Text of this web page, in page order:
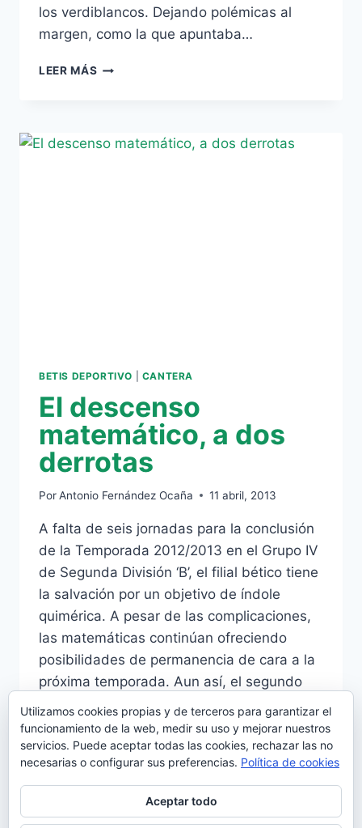
los verdiblancos. Dejando polémicas al
margen, como la que apuntaba…
LEER MÁS EL
EN
BETIS DEPORTIVO CANTERA
El descenso
matemático, a dos
derrotas
PorAntonio Fernández Ocaña 11 abril, 2013
A falta de seis jornadas para la conclusión
de la Temporada 2012/2013 en el Grupo IV
de Segunda División ‘B’, el filial bético tiene
la salvación por un objetivo de índole
quimérica. A pesar de las complicaciones,
las matemáticas continúan ofreciendo
posibilidades de permanencia de cara a la
próxima temporada. Aun así, el segundo
LEER MÁS EL
DESCENSO
MATEMÁTICO,
A
DERROTAS
Utilizamos cookies propias y de terceros para garantizar el
funcionamiento de la web, medir su uso y mejorar nuestros
servicios. Puede aceptar todas las cookies, rechazar las no
necesarias o configurar sus preferencias. Política de cookies
Aceptar todo